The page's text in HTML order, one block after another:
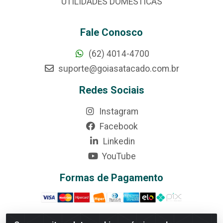
Fale Conosco
(62) 4014-4700
suporte@goiasatacado.com.br
Redes Sociais
Instagram
Facebook
Linkedin
YouTube
Formas de Pagamento